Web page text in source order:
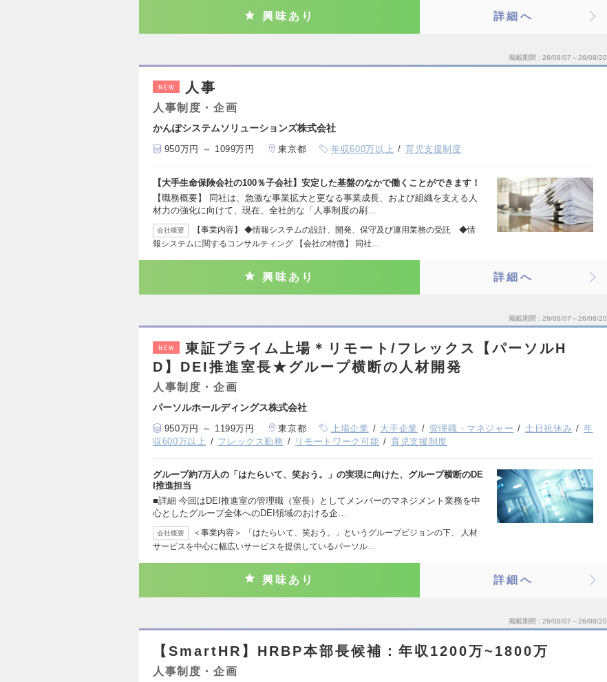
興味あり 詳細へ
掲載期間 26/08/07～26/08/20
NEW 人事
人事制度・企画
かんぽシステムソリューションズ株式会社
950万円 ～ 1099万円 東京都 年収600万以上 育児支援制度
【大手生命保険会社の100％子会社】安定した基盤のなかで働くことができます！
【職務概要】 同社は、急激な事業拡大と更なる事業成長、および組織を支える人
材力の強化に向けて、現在、全社的な「人事制度の刷…
会社概要
【事業内容】 ◆情報システムの設計、開発、保守及び運用業務の受託 ◆情
報システムに関するコンサルティング 【会社の特徴】 同社…
興味あり 詳細へ
掲載期間 26/08/07～26/08/20
NEW
東証プライム上場＊リモート/フレックス【パーソルH
D】DEI推進室長★グループ横断の人材開発
人事制度・企画
パーソルホールディングス株式会社
950万円 ～ 1199万円 東京都 上場企業 大手企業 管理職・マネジャー 土日祝休み
年
収600万以上
フレックス勤務 リモートワーク可能 育児支援制度
グループ約7万人の「はたらいて、笑おう。」の実現に向けた、グループ横断のDE
I推進担当
■詳細 今回はDEI推進室の管理職（室長）としてメンバーのマネジメント業務を中
心としたグループ全体へのDEI領域のおける企…
会社概要
＜事業内容＞ 「はたらいて、笑おう。」というグループビジョンの下、 人材
サービスを中心に幅広いサービスを提供しているパーソル…
興味あり 詳細へ
掲載期間 26/08/07～26/08/20
【SmartHR】HRBP本部長候補：年収1200万~1800万
人事制度・企画